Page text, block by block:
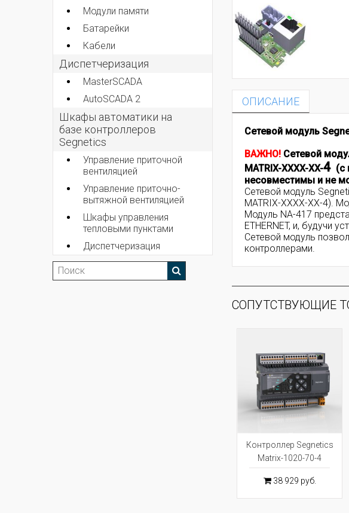
Модули памяти
Батарейки
Кабели
Диспетчеризация
MasterSCADA
AutoSCADA 2
Шкафы автоматики на
базе контроллеров
Segnetics
Управление приточной
вентиляцией
Управление приточно-
вытяжной вентиляцией
Шкафы управления
тепловыми пунктами
Диспетчеризация
ОПИСАНИЕ
Сетевой модуль
ВАЖНО! Сетевой
MATRIX-XXXX-XX-4 (c
несовместимы и не
Сетевой модуль
MATRIX-XXXX-XX-4).
Модуль NA-417
ETHERNET, и, будучи
Сетевой модуль
контроллерами.
СОПУТСТВУЮЩИЕ
Контроллер Segnetics
Matrix-1020-70-4
38 929 руб.